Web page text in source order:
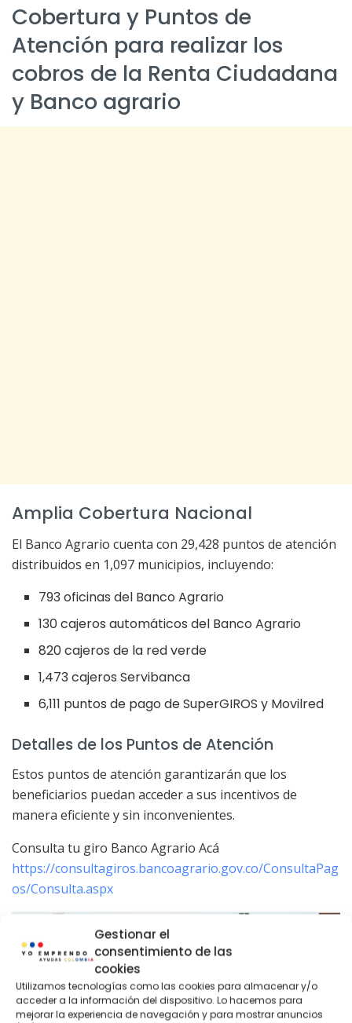
Gestionar el
consentimiento de las
cookies
Utilizamos tecnologías como las cookies para almacenar y/o
acceder a la información del dispositivo. Lo hacemos para
mejorar la experiencia de navegación y para mostrar anuncios
Cobertura y Puntos de
Atención para realizar los
cobros de la Renta Ciudadana
y Banco agrario
Amplia Cobertura Nacional
El Banco Agrario cuenta con 29,428 puntos de atención
distribuidos en 1,097 municipios, incluyendo:
793 oficinas del Banco Agrario
130 cajeros automáticos del Banco Agrario
820 cajeros de la red verde
1,473 cajeros Servibanca
6,111 puntos de pago de SuperGIROS y Movilred
Detalles de los Puntos de Atención
Estos puntos de atención garantizarán que los
beneficiarios puedan acceder a sus incentivos de
manera eficiente y sin inconvenientes.
Consulta tu giro Banco Agrario Acá
https://consultagiros.bancoagrario.gov.co/ConsultaPag
os/Consulta.aspx